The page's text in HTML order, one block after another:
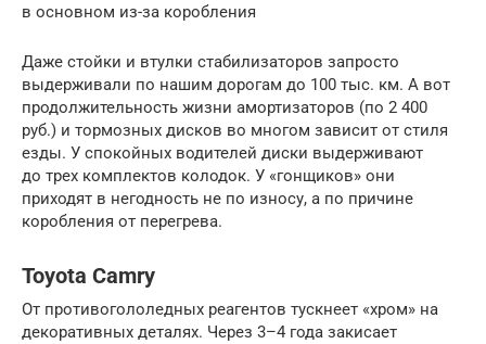
в основном из-за коробления
Даже стойки и втулки стабилизаторов запросто
выдерживали по нашим дорогам до 100 тыс. км. А вот
продолжительность жизни амортизаторов (по 2 400
руб.) и тормозных дисков во многом зависит от стиля
езды. У спокойных водителей диски выдерживают
до трех комплектов колодок. У «гонщиков» они
приходят в негодность не по износу, а по причине
коробления от перегрева.
Toyota Camry
От противогололедных реагентов тускнеет «хром» на
декоративных деталях. Через 3–4 года закисает